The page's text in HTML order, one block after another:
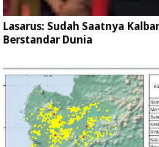
Lasarus: Sudah Saatnya
Berstandar Dunia